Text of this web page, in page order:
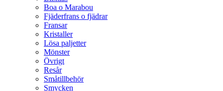
Boa o Marabou
Fjäderfrans o fjädrar
Fransar
Kristaller
Lösa paljetter
Mönster
Övrigt
Resår
Småtillbehör
Smycken